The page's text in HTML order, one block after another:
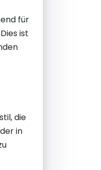
für
ist
die
in